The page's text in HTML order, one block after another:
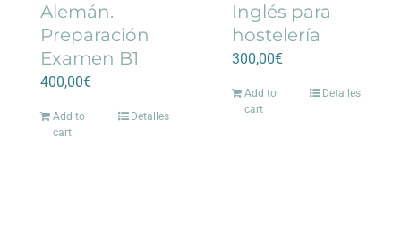
Alemán.
Preparación
Examen B1
400,00€
Add to
cart
Detalles
Inglés para
hostelería
300,00€
Add to
cart
Detalles